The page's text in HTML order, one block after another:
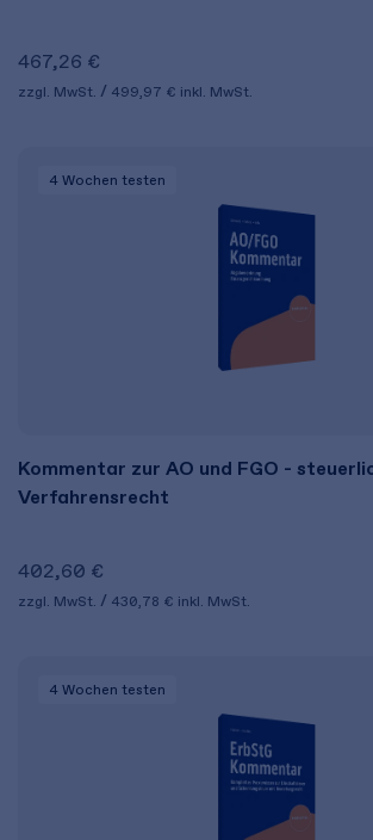
467,26 €
zzgl. MwSt. 499,97 € inkl. MwSt.
4 Wochen testen
Kommentar zur AO und FGO -
Verfahrensrecht
402,60 €
zzgl. MwSt. 430,78 € inkl. MwSt.
4 Wochen testen